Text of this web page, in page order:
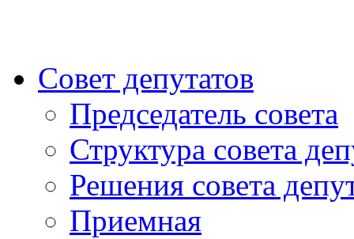
Совет депутатов
Председатель совета
Структура совета
Решения совета
Приемная